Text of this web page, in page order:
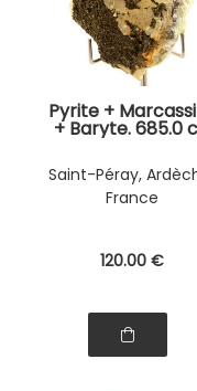
Pyrite +
+ Baryte. 685.0
Saint-Péray,
France
120.00 €